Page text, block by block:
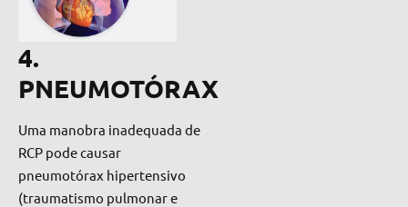
4.
PNEUMOTÓRAX
Uma manobra inadequada de
RCP pode causar
pneumotórax hipertensivo
(traumatismo pulmonar e